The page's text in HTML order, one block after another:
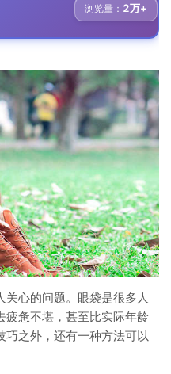
浏览量： 2万+
关心的问题。眼袋是很多人
疲惫不堪，甚至比实际年龄
巧之外，还有一种方法可以